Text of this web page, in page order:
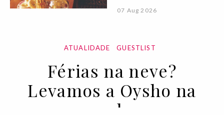
07 Aug 2026
ATUALIDADE GUESTLIST
Férias na neve?
Levamos a Oysho na
mala